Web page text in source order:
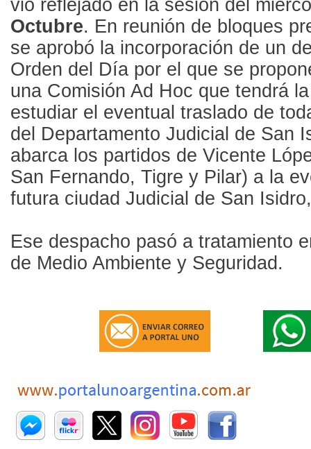
vio reflejado en la sesión del
Octubre. En reunión de bloques
se aprobó la incorporación de un
Orden del Día por el que se
una Comisión Ad Hoc que tendrá
estudiar el eventual traslado de
del Departamento Judicial de San
abarca los partidos de Vicente
San Fernando, Tigre y Pilar) a la
futura ciudad Judicial de San
Ese despacho pasó a tratamiento
de Medio Ambiente y Seguridad.